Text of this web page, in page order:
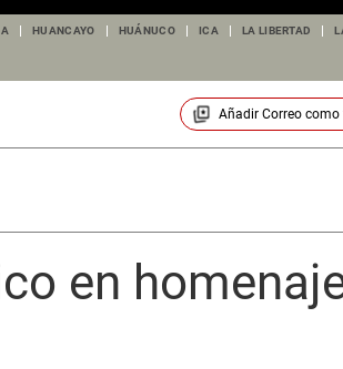
HUANCAYO HUÁNUCO ICA LA LIBERTAD
Añadir Correocomo
en